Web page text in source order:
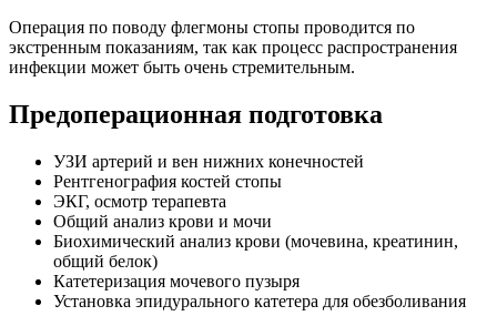
Операция по поводу флегмоны стопы проводится по
экстренным показаниям, так как процесс распространения
инфекции может быть очень стремительным.
Предоперационная подготовка
УЗИ артерий и вен нижних конечностей
Рентгенография костей стопы
ЭКГ, осмотр терапевта
Общий анализ крови и мочи
Биохимический анализ крови (мочевина, креатинин,
общий белок)
Катетеризация мочевого пузыря
Установка эпидурального катетера для обезболивания